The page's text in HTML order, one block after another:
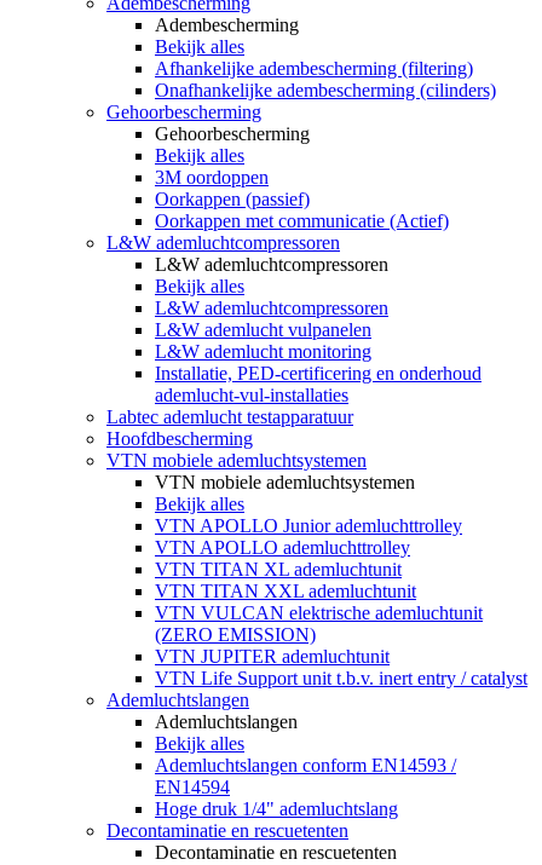
Adembescherming
Bekijk alles
Afhankelijke adembescherming (filtering)
Onafhankelijke adembescherming (cilinders)
Gehoorbescherming
Gehoorbescherming
Bekijk alles
3M oordoppen
Oorkappen (passief)
Oorkappen met communicatie (Actief)
L&W ademluchtcompressoren
L&W ademluchtcompressoren
Bekijk alles
L&W ademluchtcompressoren
L&W ademlucht vulpanelen
L&W ademlucht monitoring
Installatie, PED-certificering en onderhoud
ademlucht-vul-installaties
Labtec ademlucht testapparatuur
Hoofdbescherming
VTN mobiele ademluchtsystemen
VTN mobiele ademluchtsystemen
Bekijk alles
VTN APOLLO Junior ademluchttrolley
VTN APOLLO ademluchttrolley
VTN TITAN XL ademluchtunit
VTN TITAN XXL ademluchtunit
VTN VULCAN elektrische ademluchtunit
(ZERO EMISSION)
VTN JUPITER ademluchtunit
VTN Life Support unit t.b.v. inert entry / catalyst
Ademluchtslangen
Ademluchtslangen
Bekijk alles
Ademluchtslangen conform EN14593 /
EN14594
Hoge druk 1/4" ademluchtslang
Decontaminatie en rescuetenten
Decontaminatie en rescuetenten